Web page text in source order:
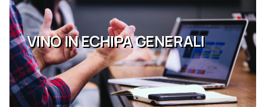
Daune
Blog
Contact
VINO IN ECHIPA GENERALI